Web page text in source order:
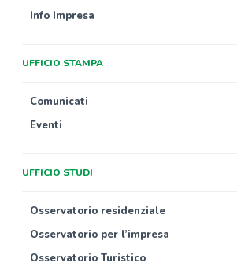
Info Impresa
UFFICIO STAMPA
Comunicati
Eventi
UFFICIO STUDI
Osservatorio residenziale
Osservatorio per l’impresa
Osservatorio Turistico